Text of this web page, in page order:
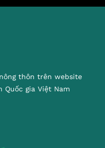
thôn trên website
gia Việt Nam